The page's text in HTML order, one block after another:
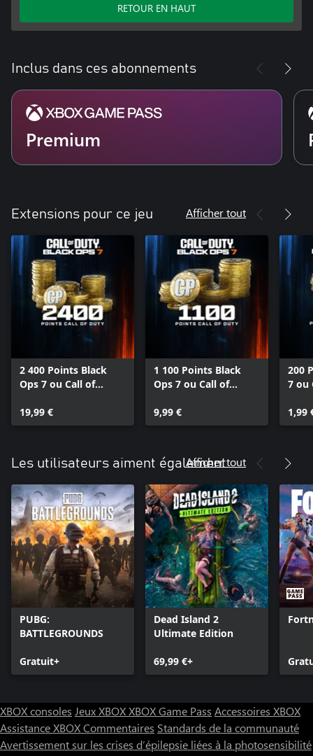
RETOUR EN HAUT
Inclus dans ces abonnements
Premium
Extensions pour ce jeu Afficher tout
2 400 Points Black
Ops 7 ou Call of
19,99 €
1 100 Points Black
Ops 7 ou Call of
9,99 €
200
7 ou
1,99
Les utilisateurs aiment également
Afficher tout
PUBG:
BATTLEGROUNDS
Gratuit+
Dead Island 2
Ultimate Edition
69,99 €+
XBOX consoles Jeux XBOXXBOX Game Pass Accessoires XBOX
Assistance XBOXCommentaires Standards de la communauté
Avertissement sur les crises d’épilepsie liées à la photosensibilité